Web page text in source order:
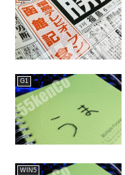
G1
WIN5